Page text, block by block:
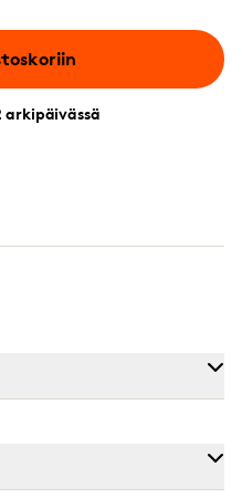
arkipäivässä